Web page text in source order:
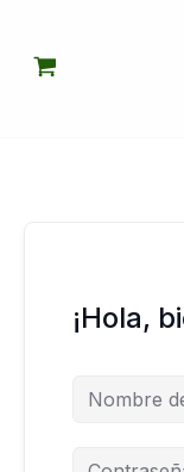
contenido
¡Hola,